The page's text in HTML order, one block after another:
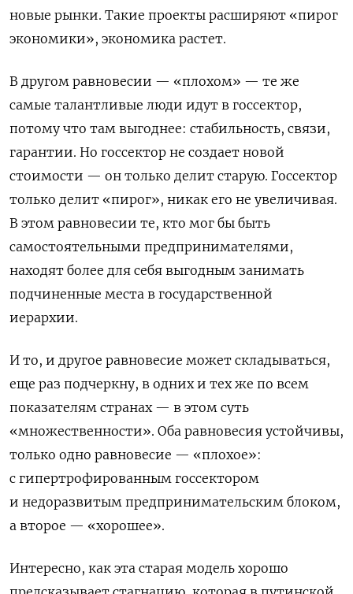
новые рынки. Такие проекты расширяют «пирог
экономики», экономика растет.
В другом равновесии — «плохом» — те же
самые талантливые люди идут в госсектор,
потому что там выгоднее: стабильность, связи,
гарантии. Но госсектор не создает новой
стоимости — он только делит старую. Госсектор
только делит «пирог», никак его не увеличивая.
В этом равновесии те, кто мог бы быть
самостоятельными предпринимателями,
находят более для себя выгодным занимать
подчиненные места в государственной
иерархии.
И то, и другое равновесие может складываться,
еще раз подчеркну, в одних и тех же по всем
показателям странах — в этом суть
«множественности». Оба равновесия устойчивы,
только одно равновесие — «плохое»:
с гипертрофированным госсектором
и недоразвитым предпринимательским блоком,
а второе — «хорошее».
Интересно, как эта старая модель хорошо